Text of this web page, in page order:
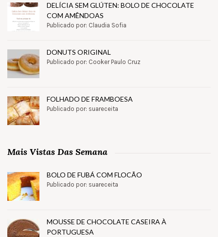
DELÍCIA SEM GLÚTEN: BOLO DE CHOCOLATE
COM AMÊNDOAS
Publicado por: Claudia Sofia
DONUTS ORIGINAL
Publicado por: Cooker Paulo Cruz
FOLHADO DE FRAMBOESA
Publicado por: suareceita
Mais Vistas Das Semana
BOLO DE FUBÁ COM FLOCÃO
Publicado por: suareceita
MOUSSE DE CHOCOLATE CASEIRA À
PORTUGUESA